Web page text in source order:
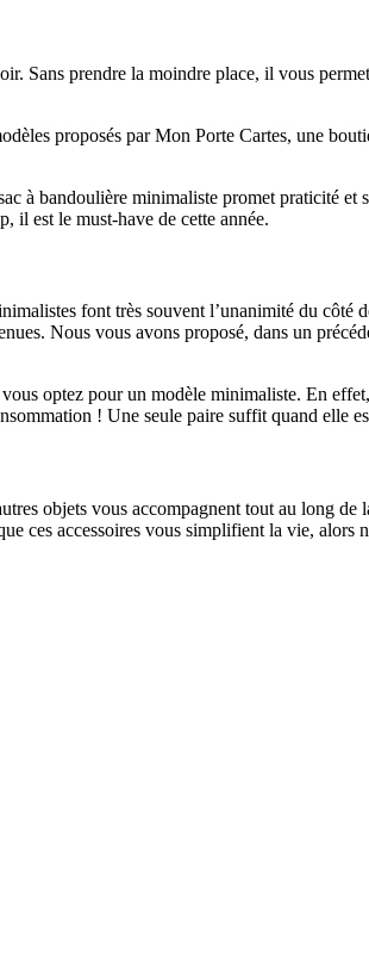
Sans prendre la moindre place, il vous
proposés par Mon Porte Cartes, une
à bandoulière minimaliste promet praticité
il est le must-have de cette année.
font très souvent l’unanimité du côté
Nous vous avons proposé, dans un
optez pour un modèle minimaliste. En
! Une seule paire suffit quand elle
objets vous accompagnent tout au long
ces accessoires vous simplifient la vie, alors